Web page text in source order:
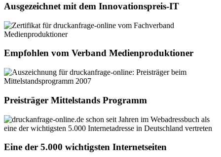
Ausgezeichnet mit dem Innovationspreis-IT
Empfohlen vom Verband Medienproduktioner
Preisträger Mittelstands Programm
Eine der 5.000 wichtigsten Internetseiten